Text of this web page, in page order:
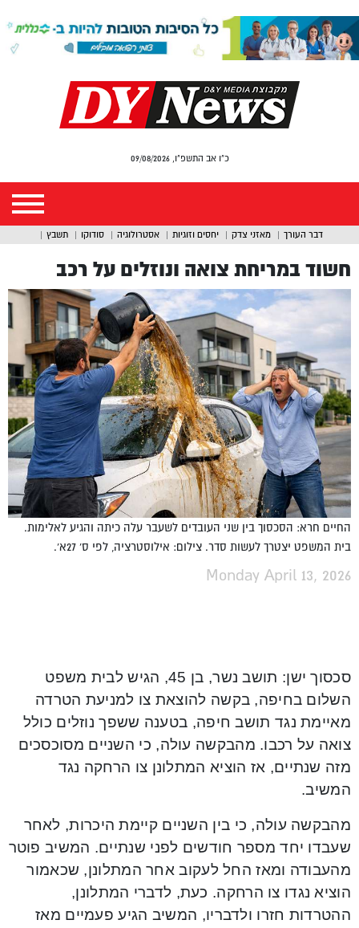
כ"ו אב התשפ"ו, 09/08/2026
דבר העורך מאזני צדק יחסים וזוגיות אסטרולוגיה סודוקו תשבץ
חשוד במריחת צואה ונוזלים על רכב
החיים חרא: הסכסוך בין שני העובדים לשעבר עלה כיתה והגיע לאלימות.
בית המשפט יצטרך לעשות סדר. צילום: אילוסטרציה, לפי ס' 27א'.
Monday April 13, 2026
סכסוך ישן: תושב נשר, בן 45, הגיש לבית משפט
השלום בחיפה, בקשה להוצאת צו למניעת הטרדה
מאיימת נגד תושב חיפה, בטענה ששפך נוזלים כולל
צואה על רכבו. מהבקשה עולה, כי השניים מסוכסכים
מזה שנתיים, אז הוציא המתלונן צו הרחקה נגד
המשיב.
מהבקשה עולה, כי בין השניים קיימת היכרות, לאחר
שעבדו יחד מספר חודשים לפני שנתיים. המשיב פוטר
מהעבודה ומאז החל לעקוב אחר המתלונן, שכאמור
הוציא נגדו צו הרחקה. כעת, לדברי המתלונן,
ההטרדות חזרו ולדבריו, המשיב הגיע פעמיים מאז